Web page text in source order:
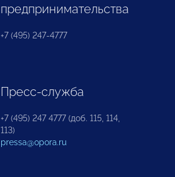
предпринимательства
+7 (495) 247-4777
Пресс-служба
+7 (495) 247 4777 (доб. 115, 114,
113)
pressa@opora.ru